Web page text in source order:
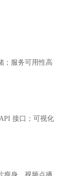
；服务可用性高
接口；可视化